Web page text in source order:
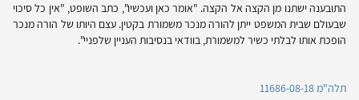
התובענה ישתנו מן הקצה אל הקצה. "אומר כאן ועכשיו", כתב השופט, "אין כל סיכוי
שבעולם שבית המשפט ייתן להורה מנכר משמורת בקטין. עצם היותו של הורה מנכר
הופכת אותו לבלתי כשיר למשמורת, בוודאי בנסיבות העניין שלפניי".
תלה"מ 11686-08-18